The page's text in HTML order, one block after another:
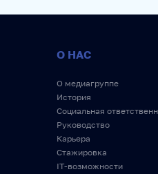
О НАС
О медиагруппе
История
Социальная
Руководство
Карьера
Стажировка
IT-возможности